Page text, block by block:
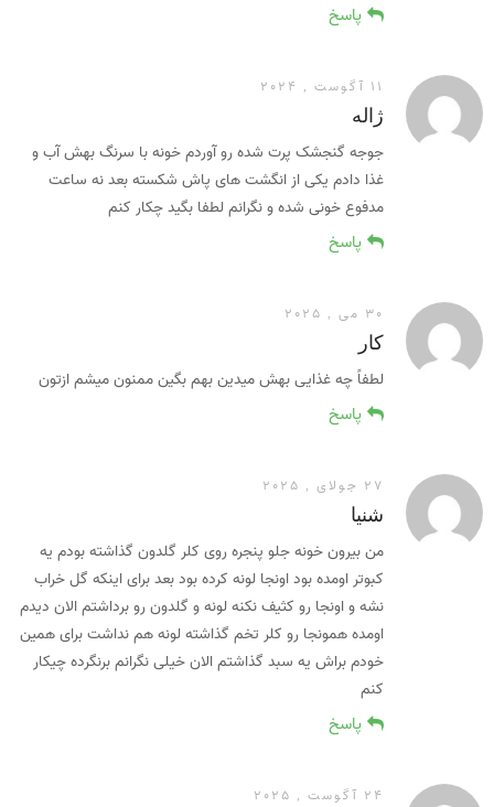
پاسخ
11 آگوست , 2024
ژاله
جوجه گنجشک پرت شده رو آوردم خونه با سرنگ بهش آب و
غذا دادم یکی از انگشت های پاش شکسته بعد نه ساعت
مدفوع خونی شده و نگرانم لطفا بگید چکار کنم
پاسخ
30 می , 2025
کار
لطفاً چه غذایی بهش میدین بهم بگین ممنون میشم ازتون
پاسخ
27 جولای , 2025
شنیا
من بیرون خونه جلو پنجره روی کلر گلدون گذاشته بودم یه
کبوتر اومده بود اونجا لونه کرده بود بعد برای اینکه گل خراب
نشه و اونجا رو کثیف نکنه لونه و گلدون رو برداشتم الان دیدم
اومده همونجا رو کلر تخم گذاشته لونه هم نداشت برای همین
خودم براش یه سبد گذاشتم الان خیلی نگرانم برنگرده چیکار
کنم
پاسخ
24 آگوست , 2025